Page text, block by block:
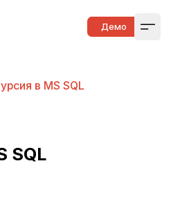
Демо
в MS SQL
SQL